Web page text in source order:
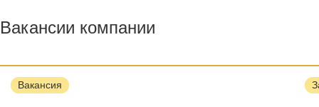
Вакансии компании
Вакансия